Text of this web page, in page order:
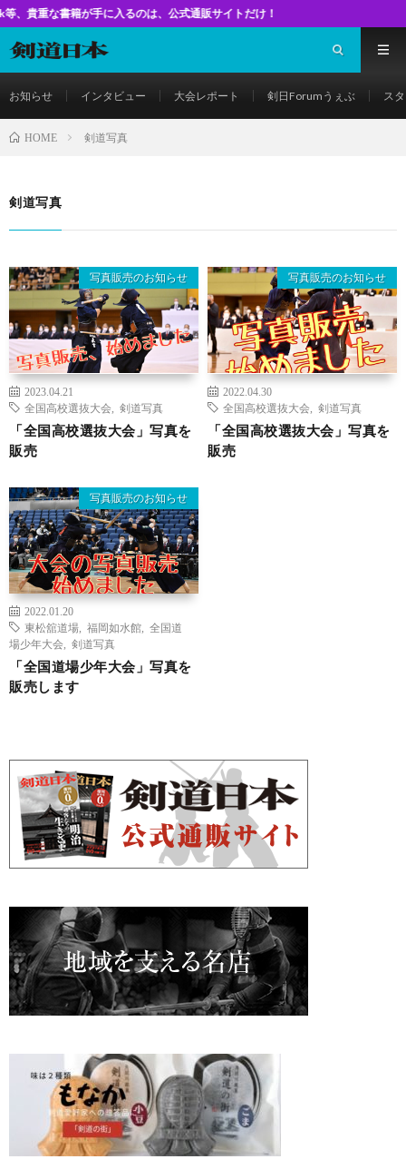
が手に入るのは、公式通販サイトだけ！
お知らせ インタビュー 大会レポート 剣日Forumうぇぶ ス
HOME 剣道写真
剣道写真
写真販売のお知らせ
2023.04.21
全国高校選抜大会
剣道写真
「全国高校選抜大会」写真を
販売
写真販売のお知らせ
2022.04.30
全国高校選抜大会
剣道写真
「全国高校選抜大会」写真を
販売
写真販売のお知らせ
2022.01.20
東松舘道場
福岡如水館
全国道
場少年大会
剣道写真
「全国道場少年大会」写真を
販売します